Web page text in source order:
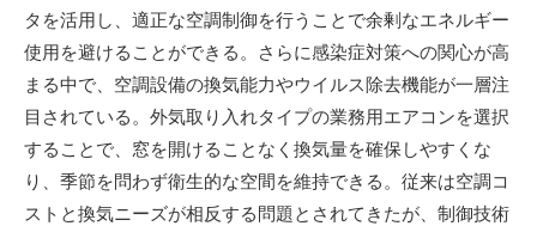
タを活用し、適正な空調制御を行うことで余剰なエネルギー
使用を避けることができる。さらに感染症対策への関心が高
まる中で、空調設備の換気能力やウイルス除去機能が一層注
目されている。外気取り入れタイプの業務用エアコンを選択
することで、窓を開けることなく換気量を確保しやすくな
り、季節を問わず衛生的な空間を維持できる。従来は空調コ
ストと換気ニーズが相反する問題とされてきたが、制御技術